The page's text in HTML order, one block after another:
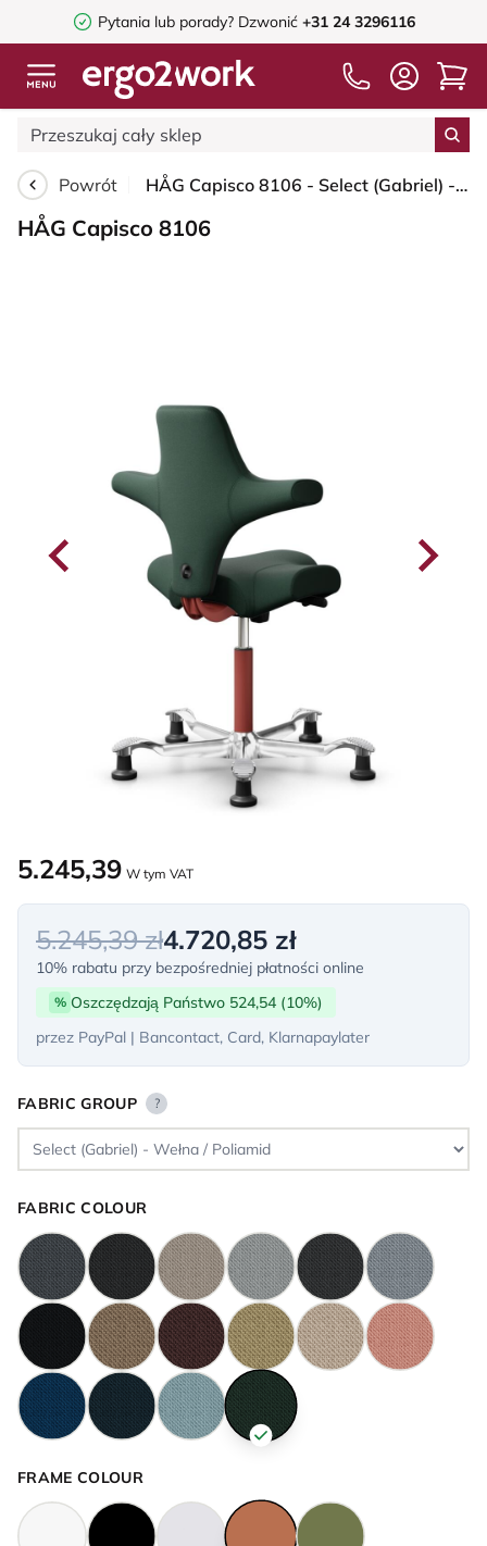
Pytania lub porady? Dzwonić +31 24 3296116
Powrót HÅG Capisco 8106 - Select (Gabriel) - Wełna / Poliamid - SC68209 - Dark green - Blush Rose - 265 mm (seat height 53-79cm) - Glides
HÅG Capisco 8106
5.245,39 W tym VAT
5.245,39 zł4.720,85 zł
10% rabatu przy bezpośredniej płatności online
% Oszczędzają Państwo 524,54 (10%)
przez PayPal | Bancontact, Card, Klarnapaylater
FABRIC GROUP ?
FABRIC COLOUR
FRAME COLOUR